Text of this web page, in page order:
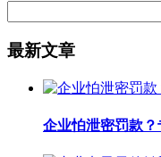
最新文章
企业怕泄密罚款